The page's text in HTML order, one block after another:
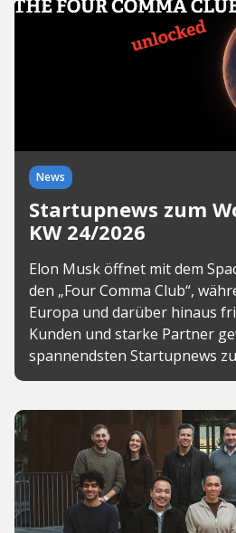
News
Startupnews zum
KW 24/2026
Elon Musk öffnet mit dem
den „Four Comma Club“,
Europa und darüber hinaus
Kunden und starke Partner
spannendsten Startupnews